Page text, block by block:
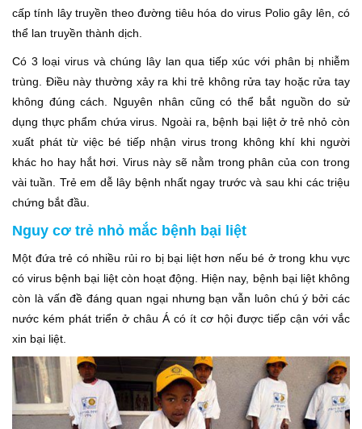
cấp tính lây truyền theo đường tiêu hóa do virus Polio gây lên, có
thể lan truyền thành dịch.
Có 3 loại virus và chúng lây lan qua tiếp xúc với phân bị nhiễm
trùng. Điều này thường xảy ra khi trẻ không rửa tay hoặc rửa tay
không đúng cách. Nguyên nhân cũng có thể bắt nguồn do sử
dụng thực phẩm chứa virus. Ngoài ra, bệnh bại liệt ở trẻ nhỏ còn
xuất phát từ việc bé tiếp nhận virus trong không khí khi người
khác ho hay hắt hơi. Virus này sẽ nằm trong phân của con trong
vài tuần. Trẻ em dễ lây bệnh nhất ngay trước và sau khi các triệu
chứng bắt đầu.
Nguy cơ trẻ nhỏ mắc bệnh bại liệt
Một đứa trẻ có nhiều rủi ro bị bại liệt hơn nếu bé ở trong khu vực
có virus bệnh bại liệt còn hoạt động. Hiện nay, bệnh bại liệt không
còn là vấn đề đáng quan ngại nhưng bạn vẫn luôn chú ý bởi các
nước kém phát triển ở châu Á có ít cơ hội được tiếp cận với vắc
xin bại liệt.